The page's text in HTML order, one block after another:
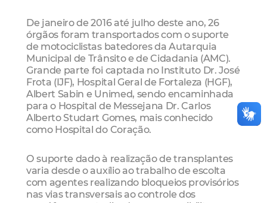
De janeiro de 2016 até julho deste ano, 26
órgãos foram transportados com o suporte
de motociclistas batedores da Autarquia
Municipal de Trânsito e de Cidadania (AMC).
Grande parte foi captada no Instituto Dr. José
Frota (IJF), Hospital Geral de Fortaleza (HGF),
Albert Sabin e Unimed, sendo encaminhada
para o Hospital de Messejana Dr. Carlos
Alberto Studart Gomes, mais conhecido
como Hospital do Coração.
O suporte dado à realização de transplantes
varia desde o auxílio ao trabalho de escolta
com agentes realizando bloqueios provisórios
nas vias transversais ao controle dos